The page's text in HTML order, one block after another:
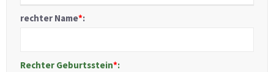
rechter Name*:
Rechter Geburtsstein*: